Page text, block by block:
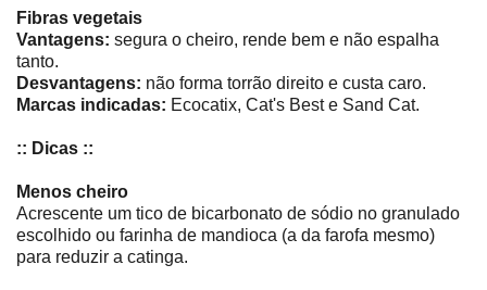
Fibras vegetais
Vantagens: segura o cheiro, rende bem e não espalha
tanto.
Desvantagens: não forma torrão direito e custa caro.
Marcas indicadas: Ecocatix, Cat's Best e Sand Cat.
:: Dicas ::
Menos cheiro
Acrescente um tico de bicarbonato de sódio no granulado
escolhido ou farinha de mandioca (a da farofa mesmo)
para reduzir a catinga.